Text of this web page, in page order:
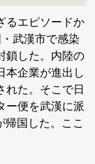
るエピソードか
武漢市で感染
鎖した。内陸の
本企業が進出し
れた。そこで日
ー便を武漢に派
国した。ここ